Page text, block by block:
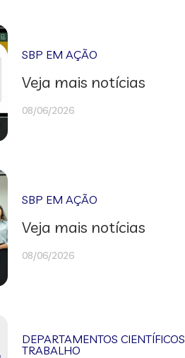
SBP EM AÇÃO
Veja mais notícias
08/06/2026
SBP EM AÇÃO
Veja mais notícias
08/06/2026
DEPARTAMENTOS CIENTÍFICOS
TRABALHO